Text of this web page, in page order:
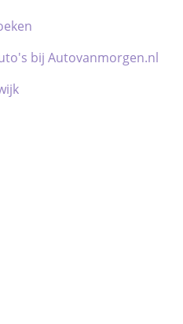
bij Autovanmorgen.nl